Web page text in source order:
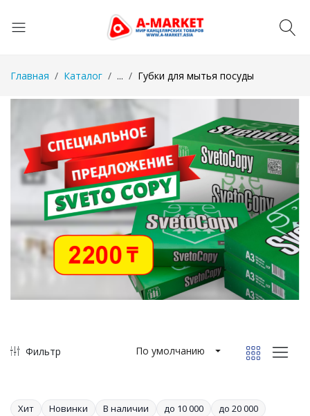
Главная Каталог ... Губки для мытья посуды
Фильтр По умолчанию
Хит Новинки В наличии до 10 000
до 20 000